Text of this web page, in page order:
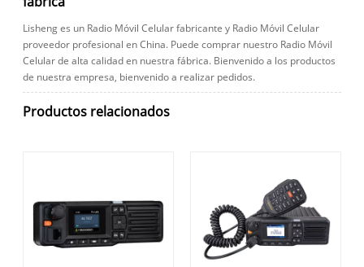
Lisheng es un Radio Móvil Celular fabricante y Radio Móvil Celular
proveedor profesional en China. Puede comprar nuestro Radio Móvil
Celular de alta calidad en nuestra fábrica. Bienvenido a los productos
de nuestra empresa, bienvenido a realizar pedidos.
Productos relacionados